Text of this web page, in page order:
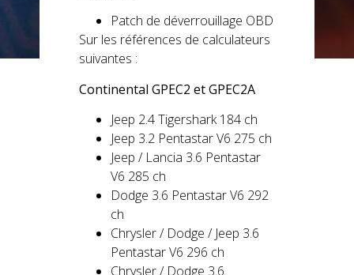
Patch de déverrouillage OBD
Sur les références de calculateurs
suivantes :
Continental GPEC2 et GPEC2A
Jeep 2.4 Tigershark 184 ch
Jeep 3.2 Pentastar V6 275 ch
Jeep / Lancia 3.6 Pentastar
V6 285 ch
Dodge 3.6 Pentastar V6 292
ch
Chrysler / Dodge / Jeep 3.6
Pentastar V6 296 ch
Chrysler / Dodge 3.6